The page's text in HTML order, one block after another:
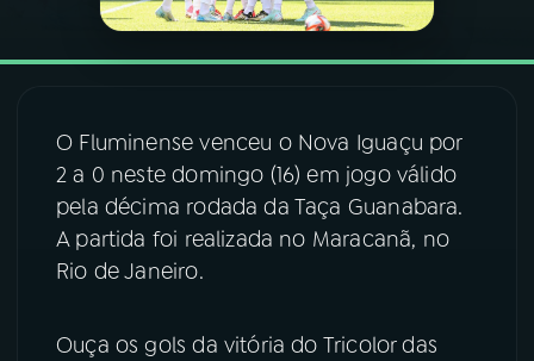
VIDEOCASTS
08 FESTIVAL DE MÚSICA
ACOMPANHE A RÁDIO NACIONAL
O Fluminense venceu o Nova Iguaçu por
2 a 0 neste domingo (16) em jogo válido
pela décima rodada da Taça Guanabara.
A partida foi realizada no Maracanã, no
Rio de Janeiro.
Ouça os gols da vitória do Tricolor das